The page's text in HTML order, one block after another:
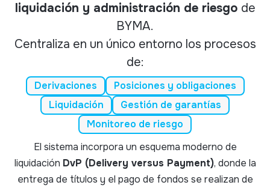
liquidación y administración de riesgo de
BYMA.
Centraliza en un único entorno los procesos
de:
Derivaciones
Posiciones y obligaciones
Liquidación
Gestión de garantías
Monitoreo de riesgo
El sistema incorpora un esquema moderno de
liquidación DvP (Delivery versus Payment), donde la
entrega de títulos y el pago de fondos se realizan de